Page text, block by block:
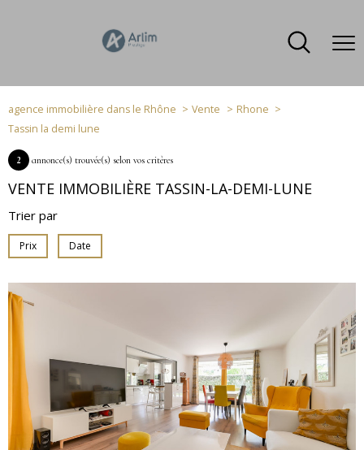
agence immobilière dans le Rhône Vente
Rhone
Tassin la demi lune
2 annonce(s) trouvée(s) selon vos critères
VENTE IMMOBILIÈRE TASSIN-LA-DEMI-LUNE
Trier par
Prix Date